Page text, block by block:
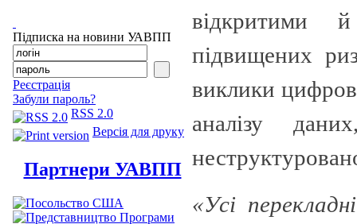
Підписка на новини УАВПП
Реєстрація
Забули пароль?
RSS 2.0
Версія для друку
Партнери УАВПП
відкритими
підвищених
виклики
аналізу
«Усі